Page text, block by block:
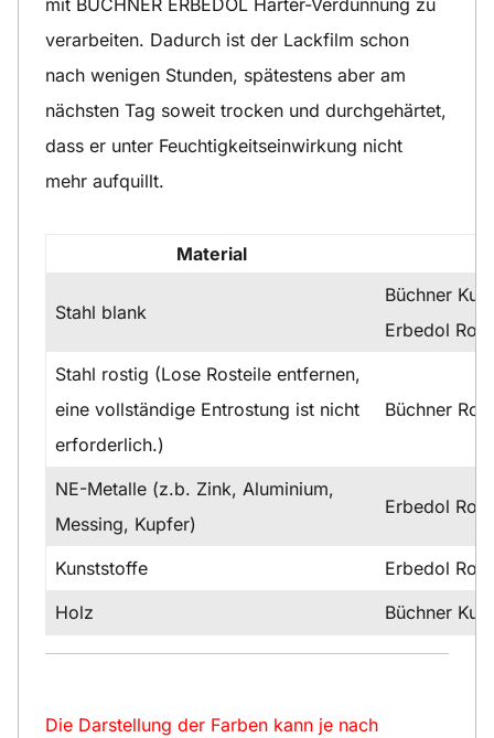
verarbeiten. Dadurch ist der Lackfilm schon
nach wenigen Stunden, spätestens aber am
nächsten Tag soweit trocken und durchgehärtet,
dass er unter Feuchtigkeitseinwirkung nicht
mehr aufquillt.
Material
Stahl blank
Büchner
Erbedol
Stahl rostig (Lose Rosteile entfernen,
eine vollständige Entrostung ist nicht
erforderlich.)
Büchner
NE-Metalle (z.b. Zink, Aluminium,
Messing, Kupfer)
Erbedol
Kunststoffe
Erbedol
Holz
Büchner
Die Darstellung der Farben kann je nach